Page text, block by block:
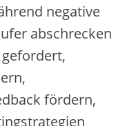
negative
abschrecken
fördern,